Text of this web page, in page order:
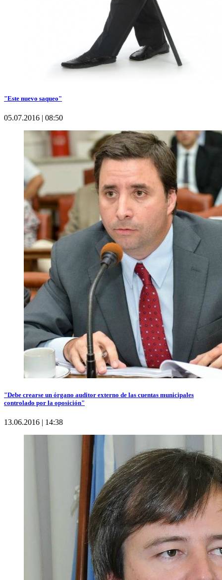
"Este nuevo saqueo"
05.07.2016 | 08:50
"Debe crearse un órgano auditor externo de las cuentas municipales
controlado por la oposición"
13.06.2016 | 14:38